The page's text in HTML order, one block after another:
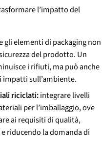
l’impatto del
gli elementi di packaging non
del prodotto. Un
i rifiuti, ma può anche
sull’ambiente.
riciclati:integrare livelli
per l’imballaggio, ove
ai requisiti di qualità,
riducendo la domanda di